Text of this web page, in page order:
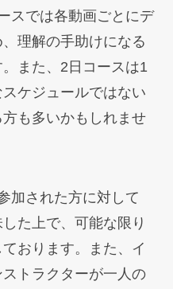
スでは各動画ごとにデ
理解の手助けになる
また、2日コースは1
ケジュールではない
も多いかもしれませ
加された方に対して
た上で、可能な限り
おります。また、イ
トラクターが一人の